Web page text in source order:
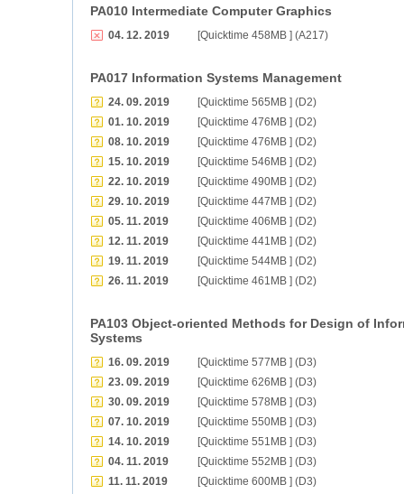
PA010 Intermediate Computer Graphics
04. 12. 2019 [Quicktime 458MB ] (A217)
PA017 Information Systems Management
24. 09. 2019
[Quicktime 565MB ] (D2)
01. 10. 2019
[Quicktime 476MB ] (D2)
08. 10. 2019
[Quicktime 476MB ] (D2)
15. 10. 2019
[Quicktime 546MB ] (D2)
22. 10. 2019
[Quicktime 490MB ] (D2)
29. 10. 2019
[Quicktime 447MB ] (D2)
05. 11. 2019
[Quicktime 406MB ] (D2)
12. 11. 2019
[Quicktime 441MB ] (D2)
19. 11. 2019
[Quicktime 544MB ] (D2)
26. 11. 2019
[Quicktime 461MB ] (D2)
PA103 Object-oriented Methods for Design of
Systems
16. 09. 2019
[Quicktime 577MB ] (D3)
23. 09. 2019
[Quicktime 626MB ] (D3)
30. 09. 2019
[Quicktime 578MB ] (D3)
07. 10. 2019
[Quicktime 550MB ] (D3)
14. 10. 2019
[Quicktime 551MB ] (D3)
04. 11. 2019
[Quicktime 552MB ] (D3)
11. 11. 2019
[Quicktime 600MB ] (D3)